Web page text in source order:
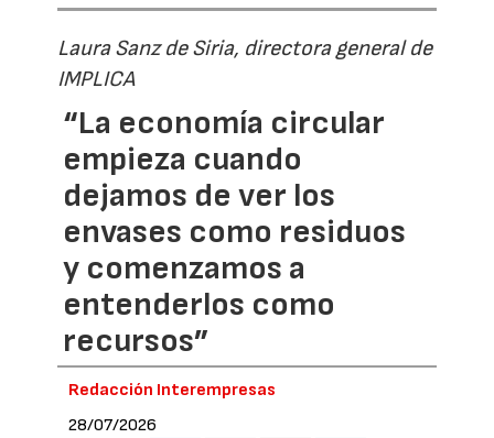
Laura Sanz de Siria, directora general de
IMPLICA
“La economía circular
empieza cuando
dejamos de ver los
envases como residuos
y comenzamos a
entenderlos como
recursos”
Redacción Interempresas
28/07/2026